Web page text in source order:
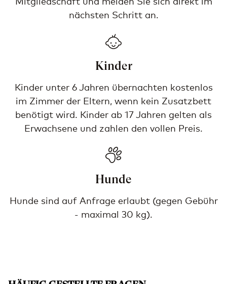
nächsten Schritt an.
Kinder
Kinder unter 6 Jahren übernachten kostenlos
im Zimmer der Eltern, wenn kein Zusatzbett
benötigt wird. Kinder ab 17 Jahren gelten als
Erwachsene und zahlen den vollen Preis.
Hunde
Hunde sind auf Anfrage erlaubt (gegen Gebühr
- maximal 30 kg).